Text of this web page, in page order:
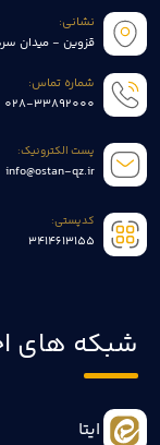
نشانی:
قزوین - میدان
شماره تماس:
028-33892000
پست الکترونیک:
info@ostan-qz.ir
کدپستی:
3414613155
شبکه های
ایتا